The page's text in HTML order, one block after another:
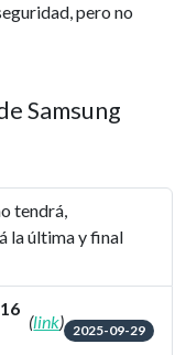
pero no
Samsung
tendrá,
la última y final
(link) 2025-09-29